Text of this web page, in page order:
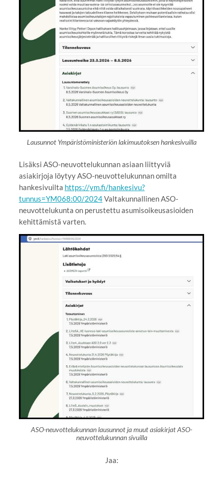
Lausunnot Ympäristöministeriön lakimuutoksen hankesivuilla
Lisäksi ASO-neuvottelukunnan asiaan liittyviä
asiakirjoja löytyy ASO-neuvottelukunnan omilta
hankesivuilta https://ym.fi/hankesivu?
tunnus=YM068:00/2024Valtakunnallinen ASO-
neuvottelukunta on perustettu asumisoikeusasioiden
kehittämistä varten.
ASO-neuvottelukunnan lausunnot ja muut asiakirjat ASO-
neuvottelukunnan sivuilla
Jaa: